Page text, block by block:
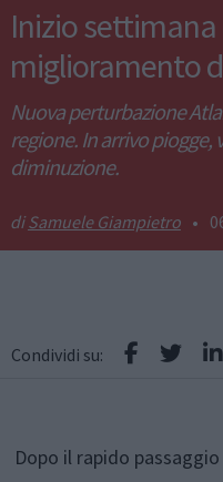
Inizio
miglioramento
Nuova perturbazione
regione. In arrivo
diminuzione.
Samuele Giampietro •
Condividi su:
Dopo il rapido